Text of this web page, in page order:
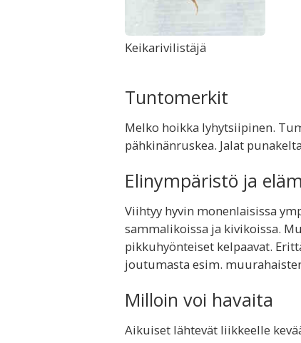
Keikarivilistäjä
Tuntomerkit
Melko hoikka lyhytsiipinen.
pähkinänruskea. Jalat
Elinympäristö ja
Viihtyy hyvin monenlaisissa
sammalikoissa ja kivikoissa.
pikkuhyönteiset kelpaavat.
joutumasta esim.
Milloin voi havaita
Aikuiset lähtevät liikkeelle